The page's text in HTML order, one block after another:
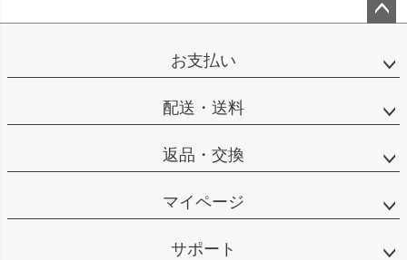
ップ
お支払い
配送・送料
返品・交換
マイページ
サポート